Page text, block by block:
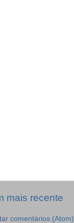
mais recente
comentários (Atom)